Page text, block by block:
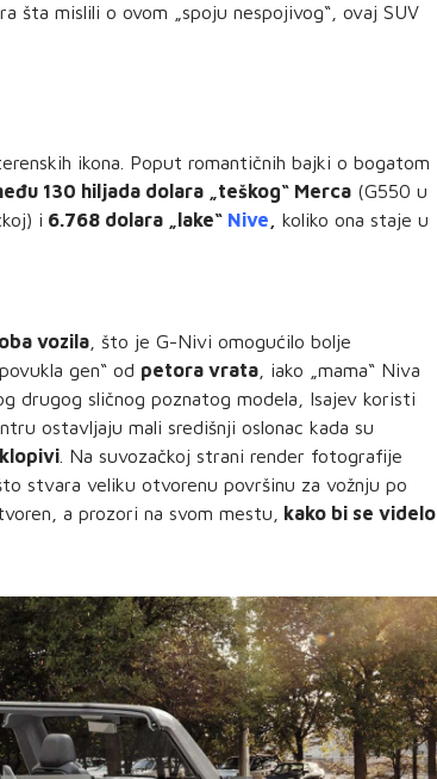
šta mislili o ovom „spoju nespojivog“, ovaj SUV
ikona. Poput romantičnih bajki o bogatom
130 hiljada dolara „teškog“ Merca (G550 u
i 6.768 dolara „lake“ Nive
koliko ona staje u
vozila , što je G-Nivi omogućilo bolje
gen“ od petora vrata , iako „mama“ Niva
drugog sličnog poznatog modela, Isajev koristi
ostavljaju mali središnji oslonac kada su
. Na suvozačkoj strani render fotografije
stvara veliku otvorenu površinu za vožnju po
a prozori na svom mestu,
kako bi se videlo